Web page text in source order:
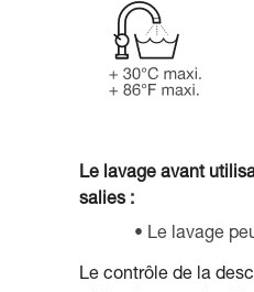
Le lavage avant
salies :
Le lavage
Le contrôle de la